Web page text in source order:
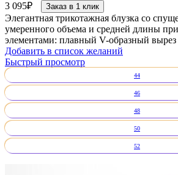
3 095₽ Заказ в 1 клик
Элегантная трикотажная блузка со
умеренного объема и средней длины
элементами: плавный V-образный вырез
Добавить в список желаний
Быстрый просмотр
44
46
48
50
52